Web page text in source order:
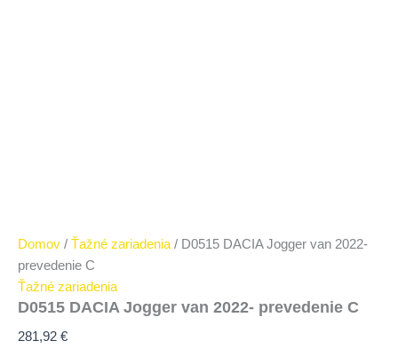
Domov / Ťažné zariadenia/ D0515 DACIA Jogger van 2022-
prevedenie C
Ťažné zariadenia
D0515 DACIA Jogger van 2022- prevedenie C
281,92 €